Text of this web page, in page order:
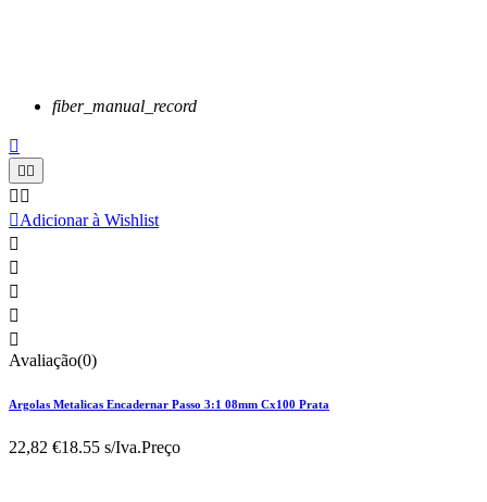
fiber_manual_record

 
 
Adicionar à Wishlist





Avaliação(0)
Argolas Metalicas Encadernar Passo 3:1 08mm Cx100 Prata
22,82 €18.55 s/Iva.Preço